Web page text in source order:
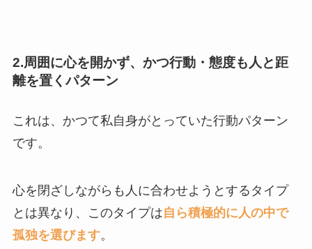
2.周囲に心を開かず、かつ行動・態度も人と距
離を置くパターン
これは、かつて私自身がとっていた行動パターン
です。
心を閉ざしながらも人に合わせようとするタイプ
とは異なり、このタイプは自ら積極的に人の中で
孤独を選びます。